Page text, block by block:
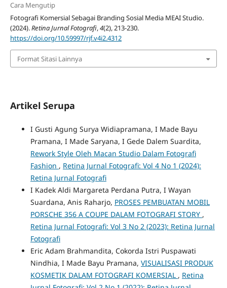
Cara Mengutip
Fotografi Komersial Sebagai Branding Sosial Media MEAI Studio.
(2024).Retina Jurnal Fotografi,4(2), 213-230.
https://doi.org/10.59997/rjf.v4i2.4312
Format Sitasi Lainnya
Artikel Serupa
I Gusti Agung Surya Widiapramana, I Made Bayu
Pramana, I Made Saryana, I Gede Dalem Suardita,
Rework Style Oleh Macan Studio Dalam Fotografi
Fashion , Retina Jurnal Fotografi: Vol 4 No 1 (2024):
Retina Jurnal Fotografi
I Kadek Aldi Margareta Perdana Putra, I Wayan
Suardana, Anis Raharjo, PROSES PEMBUATAN MOBIL
PORSCHE 356 A COUPE DALAM FOTOGRAFI STORY ,
Retina Jurnal Fotografi: Vol 3 No 2 (2023): Retina Jurnal
Fotografi
Eric Adam Brahmandita, Cokorda Istri Puspawati
Nindhia, I Made Bayu Pramana, VISUALISASI PRODUK
KOSMETIK DALAM FOTOGRAFI KOMERSIAL , Retina